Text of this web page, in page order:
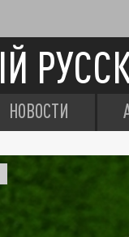
НОВОСТИ